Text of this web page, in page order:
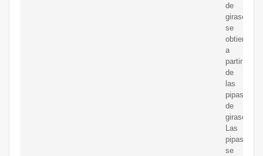
de
girasol
se
obtiene
a
partir
de
las
pipas
de
girasol.
Las
pipas
se